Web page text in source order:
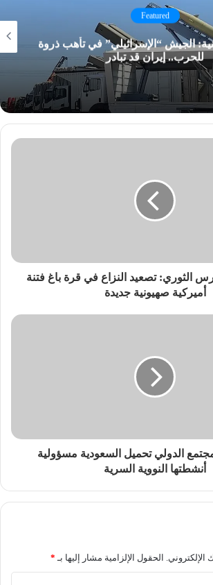
Featured
الجيش “الإسرائيلي” في تأهب ذروة
للحرب.. إيران قد تبادر
الثوري: تصعيد النزاع في قرة باغ فتنة
أميركية صهيونية جديدة
الدولي تحميل السعودية مسؤولية
أنشطتها النووية السرية
الحقول الإلزامية مشار إليها بـ *